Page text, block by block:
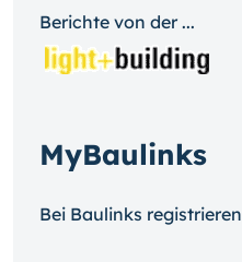
Berichte von der ...
MyBaulinks
Bei Baulinks registrieren